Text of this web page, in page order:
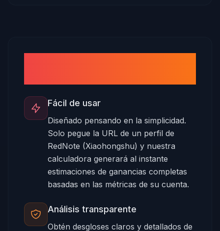
Fácil de usar
Diseñado pensando en la simplicidad.
Solo pegue la URL de un perfil de
RedNote (Xiaohongshu) y nuestra
calculadora generará al instante
estimaciones de ganancias completas
basadas en las métricas de su cuenta.
Análisis transparente
Obtén desgloses claros y detallados de